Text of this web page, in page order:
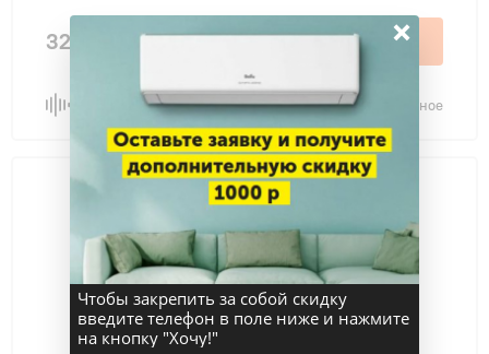
32 100 ₽ В корзину
В избранное
×
Чтобы закрепить за собой скидку
введите телефон в поле ниже и нажмите
на кнопку "Хочу!"